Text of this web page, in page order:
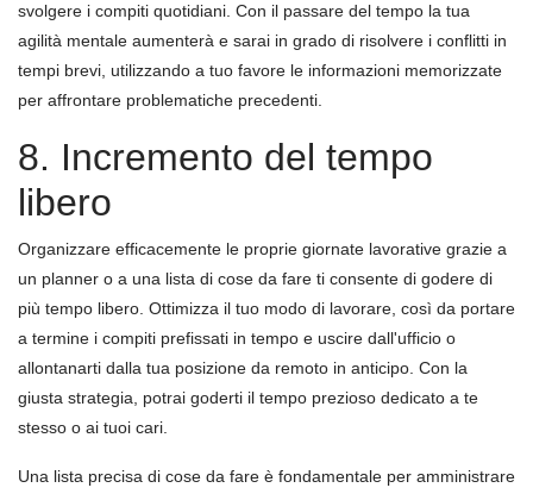
svolgere i compiti quotidiani. Con il passare del tempo la tua
agilità mentale aumenterà e sarai in grado di risolvere i conflitti in
tempi brevi, utilizzando a tuo favore le informazioni memorizzate
per affrontare problematiche precedenti.
8. Incremento del tempo
libero
Organizzare efficacemente le proprie giornate lavorative grazie a
un planner o a una lista di cose da fare ti consente di godere di
più tempo libero. Ottimizza il tuo modo di lavorare, così da portare
a termine i compiti prefissati in tempo e uscire dall'ufficio o
allontanarti dalla tua posizione da remoto in anticipo. Con la
giusta strategia, potrai goderti il tempo prezioso dedicato a te
stesso o ai tuoi cari.
Una lista precisa di cose da fare è fondamentale per amministrare